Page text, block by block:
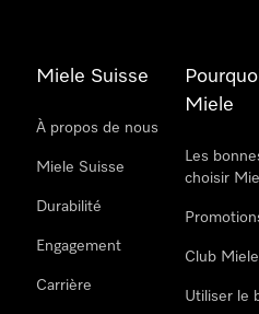
Miele Suisse
À propos de nous
Miele Suisse
Durabilité
Engagement
Carrière
Miele
Les
choisir
Club Miele
Utiliser le